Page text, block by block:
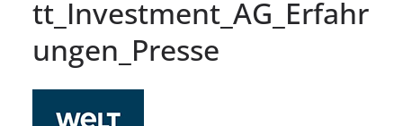
tt_Investment_AG_Erfahr
ungen_Presse